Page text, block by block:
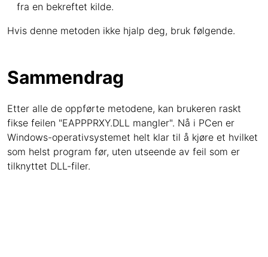
fra en bekreftet kilde.
Hvis denne metoden ikke hjalp deg, bruk følgende.
Sammendrag
Etter alle de oppførte metodene, kan brukeren raskt
fikse feilen "EAPPPRXY.DLL mangler". Nå i PCen er
Windows-operativsystemet helt klar til å kjøre et hvilket
som helst program før, uten utseende av feil som er
tilknyttet DLL-filer.